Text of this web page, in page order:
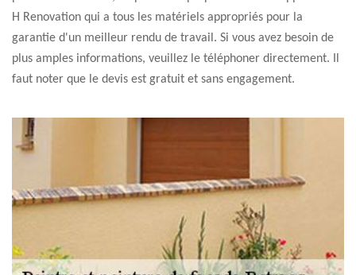
H Renovation qui a tous les matériels appropriés pour la
garantie d'un meilleur rendu de travail. Si vous avez besoin de
plus amples informations, veuillez le téléphoner directement. Il
faut noter que le devis est gratuit et sans engagement.